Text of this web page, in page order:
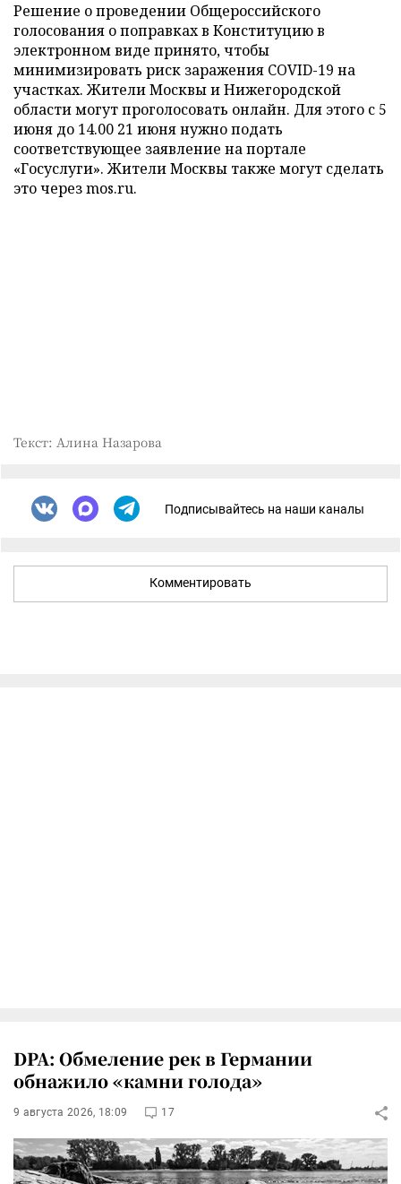
Решение о проведении Общероссийского
голосования о поправках в Конституцию в
электронном виде принято, чтобы
минимизировать риск заражения COVID-19 на
участках. Жители Москвы и Нижегородской
области могут проголосовать онлайн. Для этого с 5
июня до 14.00 21 июня нужно подать
соответствующее заявление на портале
«Госуслуги». Жители Москвы также могут сделать
это через mos.ru.
Текст: Алина Назарова
Подписывайтесь на наши каналы
Комментировать
DPA: Обмеление рек в Германии
обнажило «камни голода»
9 августа 2026, 18:09 17